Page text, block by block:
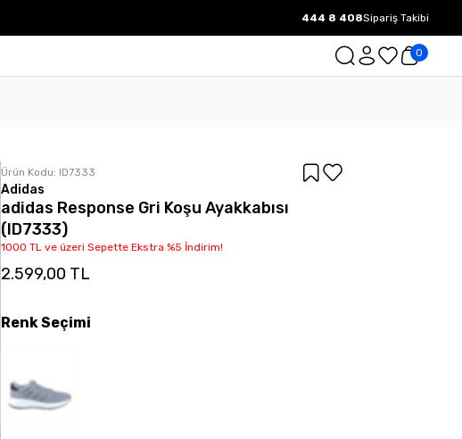
1000 TL ve üzeri Ücretsiz Kargo.
444 8 408Sipariş Takibi
0
Ürün Kodu: ID7333
Adidas
adidas Response Gri Koşu Ayakkabısı
(ID7333)
1000 TL ve üzeri Sepette Ekstra %5 İndirim!
2.599,00 TL
RenkSeçimi